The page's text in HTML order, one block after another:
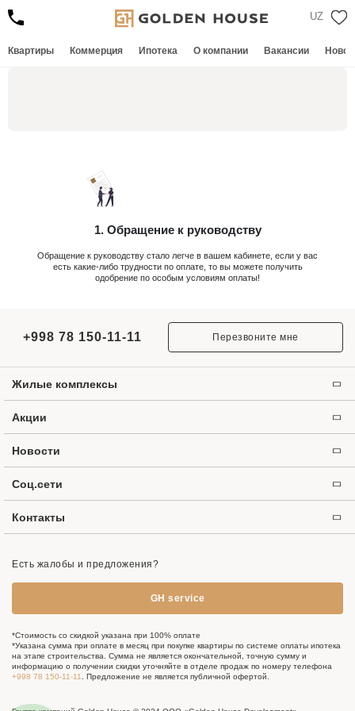
Квартиры Коммерция Ипотека О компании Вакансии
UZ
1. Обращение к руководству
Обращение к руководству стало легче в вашем кабинете, если у вас
есть какие-либо трудности по оплате, то вы можете получить
одобрение по особым условиям оплаты!
+998 78 150-11-11 Перезвоните мне
Жилые комплексы
Акции
Новости
Соц.сети
Контакты
Есть жалобы и предложения?
GH service
*Стоимость со скидкой указана при 100% оплате
*Указана сумма при оплате в месяц при покупке квартиры по системе оплаты ипотека
на этапе строительства. Сумма не является окончательной, точную сумму и
информацию о получении скидки уточняйте в отделе продаж по номеру телефона
+998 78 150-11-11
. Предложение не является публичной офертой.